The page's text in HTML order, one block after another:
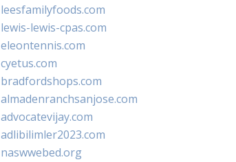
leesfamilyfoods.com
lewis-lewis-cpas.com
eleontennis.com
cyetus.com
bradfordshops.com
almadenranchsanjose.com
advocatevijay.com
adlibilimler2023.com
naswwebed.org